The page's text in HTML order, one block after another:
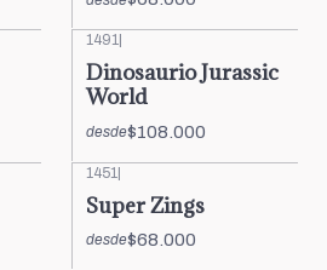
1491
Dinosaurio Jurassic
World
desde$108.000
1451 |
Super Zings
desde$68.000